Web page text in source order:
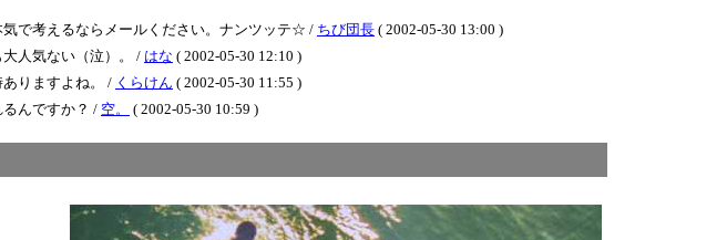
で考えるならメールください。ナンツッテ☆ / ちび団長 ( 2002-05-30 13:00 )
人気ない（泣）。 / はな ( 2002-05-30 12:10 )
りますよね。 / くらけん ( 2002-05-30 11:55 )
んですか？ / 空。 ( 2002-05-30 10:59 )